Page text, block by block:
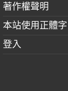
著作權聲明
本站使用正體字
登入